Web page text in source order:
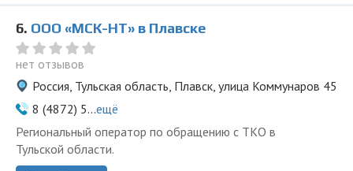
6. ООО «МСК-НТ» в Плавске
нет отзывов
Россия, Тульская область, Плавск, улица Коммунаров 45
8 (4872) 5...ещё
Региональный оператор по обращению с ТКО в
Тульской области.